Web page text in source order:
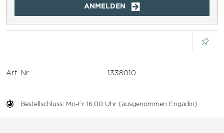
ANMELDEN
Bestellschluss: Mo-Fr 16:00 Uhr (ausgenommen Engadin)
Art-Nr 1338010